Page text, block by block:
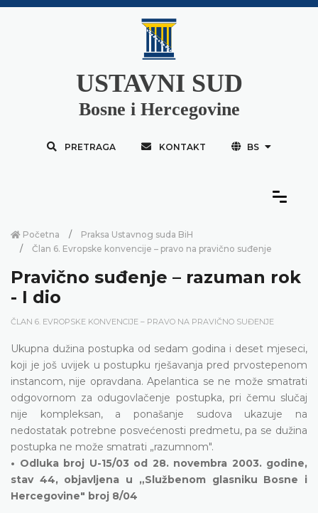
USTAVNI SUD
Bosne i Hercegovine
PRETRAGA KONTAKT BS
Početna
Praksa Ustavnog suda BiH
Član 6. Evropske konvencije – pravo na pravično suđenje
Pravično suđenje – razuman rok
- I dio
ČLAN 6. EVROPSKE KONVENCIJE – PRAVO NA PRAVIČNO SUĐENJE
Ukupna dužina postupka od sedam godina i deset mjeseci,
koji je još uvijek u postupku rješavanja pred prvostepenom
instancom, nije opravdana. Apelantica se ne može smatrati
odgovornom za odugovlačenje postupka, pri čemu slučaj
nije kompleksan, a ponašanje sudova ukazuje na
nedostatak potrebne posvećenosti predmetu, pa se dužina
postupka ne može smatrati „razumnom".
• Odluka broj U-15/03 od 28. novembra 2003. godine,
stav 44, objavljena u „Službenom glasniku Bosne i
Hercegovine" broj 8/04